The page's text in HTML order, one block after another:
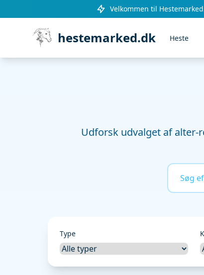
Velkommen til
hestemarked.dk Heste
Udforsk udvalget af alter-
Type